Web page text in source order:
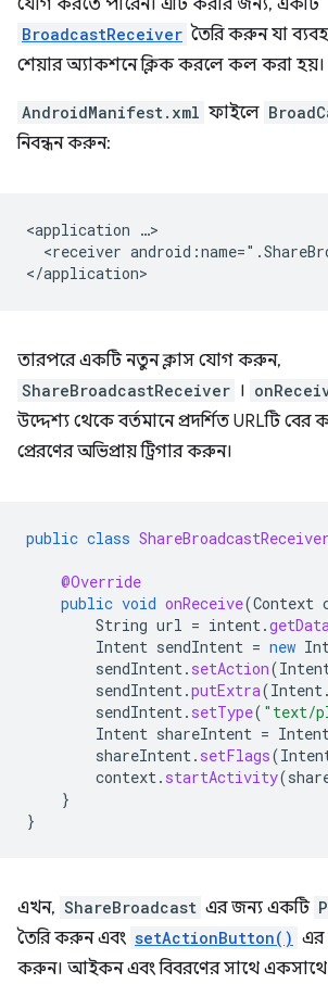
BroadcastReceiver তৈরি করুন যা
শেয়ার অ্যাকশনে ক্লিক করলে কল করা হয়।
AndroidManifest.xml ফাইলে
নিবন্ধন করুন:
<application
<receiver
তারপরে একটি নতুন ক্লাস যোগ করুন,
ShareBroadcastReceiver ।
উদ্দেশ্য থেকে বর্তমানে প্রদর্শিত URLটি
প্রেরণের অভিপ্রায় ট্রিগার করুন।
public class ShareBroadcastReceiver
@Override
public void onReceive(Context
String url = intent.
Intent sendIntent = new
sendIntent. setAction(
sendIntent.putExtra(Intent.
sendIntent. setType( "text/
Intent shareIntent =
shareIntent. setFlags(
context. startActivity(
}
}
এখন, ShareBroadcast এর জন্য একটি
তৈরি করুন এবং setActionButton() এর
করুন। আইকন এবং বিবরণের সাথে